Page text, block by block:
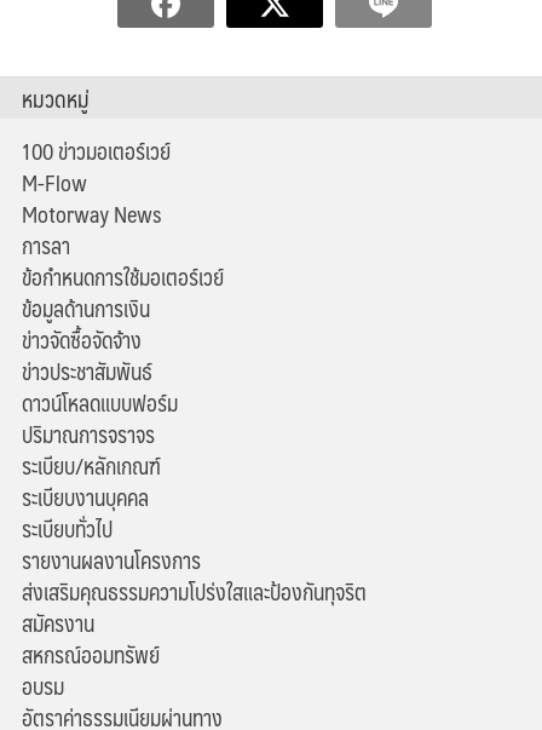
หมวดหมู่
100 ข่าวมอเตอร์เวย์
M-Flow
Motorway News
การลา
ข้อกำหนดการใช้มอเตอร์เวย์
ข้อมูลด้านการเงิน
ข่าวจัดซื้อจัดจ้าง
ข่าวประชาสัมพันธ์
ดาวน์โหลดแบบฟอร์ม
ปริมาณการจราจร
ระเบียบ/หลักเกณฑ์
ระเบียบงานบุคคล
ระเบียบทั่วไป
รายงานผลงานโครงการ
ส่งเสริมคุณธรรมความโปร่งใสและป้องกันทุจริต
สมัครงาน
สหกรณ์ออมทรัพย์
อบรม
อัตราค่าธรรมเนียมผ่านทาง